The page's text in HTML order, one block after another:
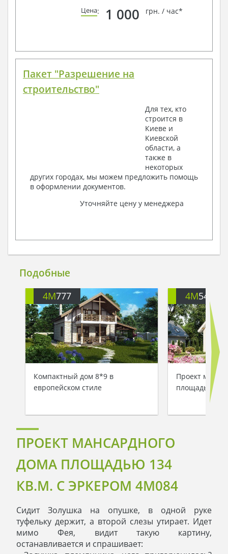
Цена: 1 000 грн. / час*
Пакет "Разрешение на
строительство"
Для тех, кто
строится в
Киеве и
Киевской
области, а
также в
некоторых
других городах, мы можем предложить помощь
в оформлении документов.
Уточняйте цену у менеджера
Подобные
4M777
Компактный дом 8*9 в
европейском стиле
4M540
Проект
площадью
ПРОЕКТ МАНСАРДНОГО
ДОМА ПЛОЩАДЬЮ 134
КВ.М. С ЭРКЕРОМ 4M084
Сидит Золушка на опушке, в одной руке
туфельку держит, а второй слезы утирает. Идет
мимо Фея, видит такую картину,
останавливается и спрашивает: